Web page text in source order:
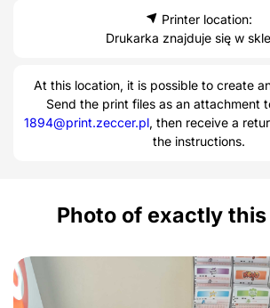
Printer location:
Drukarka znajduje się w
At this location, it is possible to create
Send the print files as an attachment
1894@print.zeccer.pl, then receive a
the instructions.
Photo of exactly